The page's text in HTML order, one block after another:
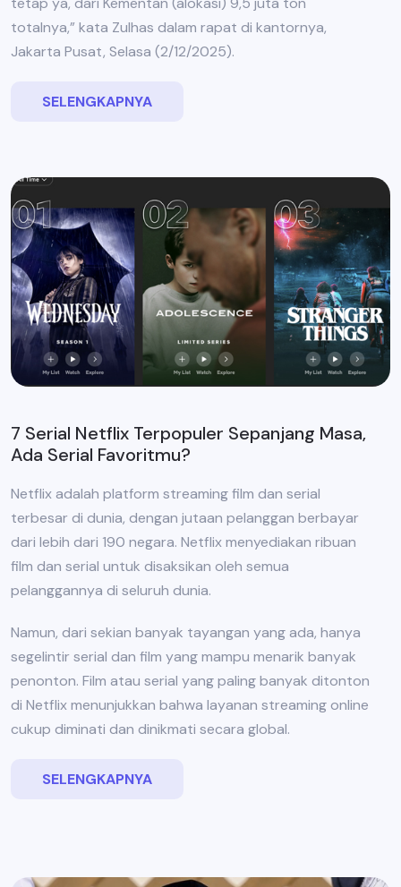
totalnya,” kata Zulhas dalam rapat di kantornya,
Jakarta Pusat, Selasa (2/12/2025).
SELENGKAPNYA
7 Serial Netflix Terpopuler Sepanjang Masa,
Ada Serial Favoritmu?
Netflix adalah platform streaming film dan serial
terbesar di dunia, dengan jutaan pelanggan berbayar
dari lebih dari 190 negara. Netflix menyediakan ribuan
film dan serial untuk disaksikan oleh semua
pelanggannya di seluruh dunia.
Namun, dari sekian banyak tayangan yang ada, hanya
segelintir serial dan film yang mampu menarik banyak
penonton. Film atau serial yang paling banyak ditonton
di Netflix menunjukkan bahwa layanan streaming online
cukup diminati dan dinikmati secara global.
SELENGKAPNYA